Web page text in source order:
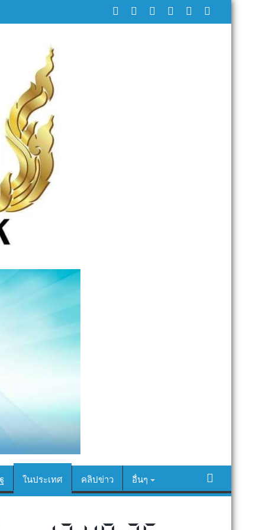
ในประเทศ คลิปข่าว อื่นๆ